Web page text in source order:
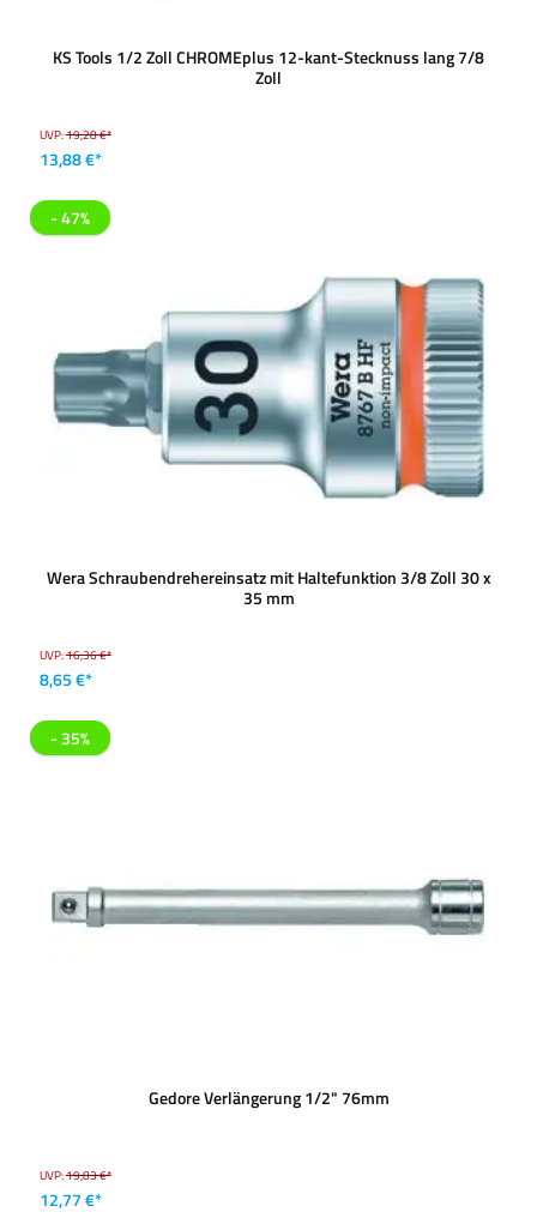
KS Tools 1/2 Zoll CHROMEplus 12-kant-Stecknuss lang 7/8
Zoll
UVP:19,28 €*
13,88 €*
- 47%
Wera Schraubendrehereinsatz mit Haltefunktion 3/8 Zoll 30 x
35 mm
UVP:16,36 €*
8,65 €*
- 35%
Gedore Verlängerung 1/2" 76mm
UVP:19,83 €*
12,77 €*